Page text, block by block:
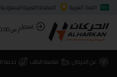
اللغة: العربية
المملكة العربية السعودية
تسجيلر.س0.00
عن الحركان متابعة الطلب خدمة